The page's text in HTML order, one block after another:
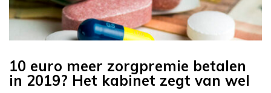
10 euro meer zorgpremie betalen
in 2019? Het kabinet zegt van wel